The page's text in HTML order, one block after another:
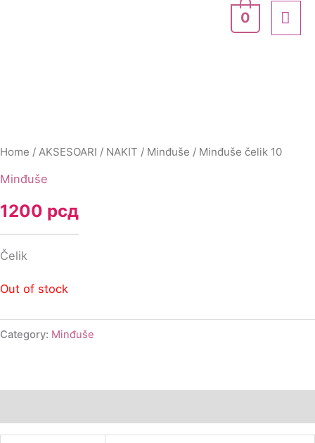
0
Home / AKSESOARI / NAKIT / Minđuše / Minđuše čelik 10
Minđuše
1200 рсд
Čelik
Out of stock
Category: Minđuše